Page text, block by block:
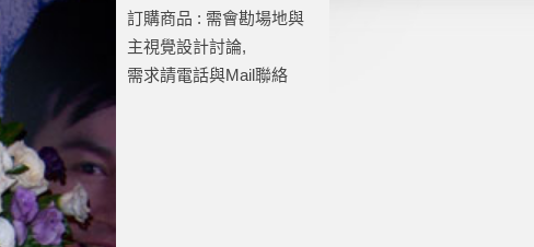
訂購商品 : 需會勘場地與
主視覺設計討論,
需求請電話與Mail聯絡